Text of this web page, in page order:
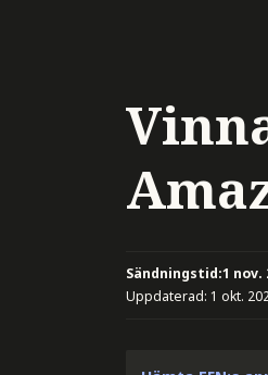
Sändningstid:1 nov.
Uppdaterad: 1 okt.